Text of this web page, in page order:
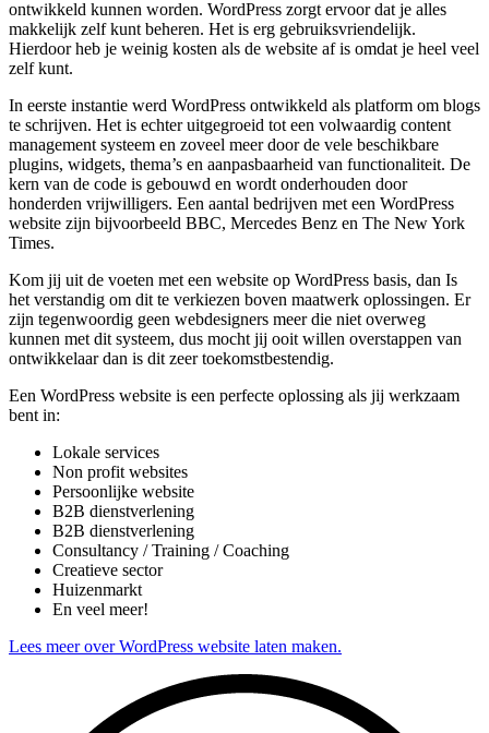
ontwikkeld kunnen worden. WordPress zorgt ervoor dat je alles
makkelijk zelf kunt beheren. Het is erg gebruiksvriendelijk.
Hierdoor heb je weinig kosten als de website af is omdat je heel veel
zelf kunt.
In eerste instantie werd WordPress ontwikkeld als platform om blogs
te schrijven. Het is echter uitgegroeid tot een volwaardig content
management systeem en zoveel meer door de vele beschikbare
plugins, widgets, thema’s en aanpasbaarheid van functionaliteit. De
kern van de code is gebouwd en wordt onderhouden door
honderden vrijwilligers. Een aantal bedrijven met een WordPress
website zijn bijvoorbeeld BBC, Mercedes Benz en The New York
Times.
Kom jij uit de voeten met een website op WordPress basis, dan Is
het verstandig om dit te verkiezen boven maatwerk oplossingen. Er
zijn tegenwoordig geen webdesigners meer die niet overweg
kunnen met dit systeem, dus mocht jij ooit willen overstappen van
ontwikkelaar dan is dit zeer toekomstbestendig.
Een WordPress website is een perfecte oplossing als jij werkzaam
bent in:
Lokale services
Non profit websites
Persoonlijke website
B2B dienstverlening
B2B dienstverlening
Consultancy / Training / Coaching
Creatieve sector
Huizenmarkt
En veel meer!
Lees meer over WordPress website laten maken.